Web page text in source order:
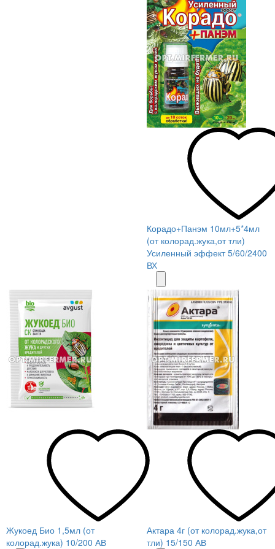
Корадо+Панэм 10мл+5*4мл
(от колорад.жука,от тли)
Усиленный эффект 5/60/2400
ВХ
Жукоед Био 1,5мл (от
колорад.жука) 10/200 АВ
Актара 4г (от колорад.жука,от
тли) 15/150 АВ